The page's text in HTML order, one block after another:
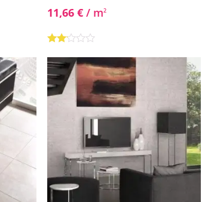
11,66€ / m2
con
2.00
de 5